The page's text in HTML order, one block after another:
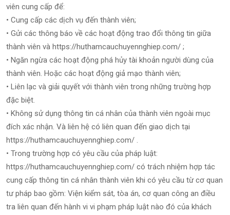
viên cung cấp để:
• Cung cấp các dịch vụ đến thành viên;
• Gửi các thông báo về các hoạt động trao đổi thông tin giữa
thành viên và https://huthamcauchuyennghiep.com/ ;
• Ngăn ngừa các hoạt động phá hủy tài khoản người dùng của
thành viên. Hoặc các hoạt động giả mạo thành viên;
• Liên lạc và giải quyết với thành viên trong những trường hợp
đặc biệt.
• Không sử dụng thông tin cá nhân của thành viên ngoài mục
đích xác nhận. Và liên hệ có liên quan đến giao dịch tại
https://huthamcauchuyennghiep.com/ .
• Trong trường hợp có yêu cầu của pháp luật:
https://huthamcauchuyennghiep.com/ có trách nhiệm hợp tác
cung cấp thông tin cá nhân thành viên khi có yêu cầu từ cơ quan
tư pháp bao gồm: Viện kiểm sát, tòa án, cơ quan công an điều
tra liên quan đến hành vi vi phạm pháp luật nào đó của khách